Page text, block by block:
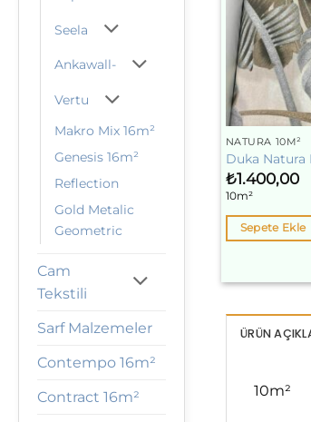
Seela
Ankawall-
Vertu
Makro Mix 16m²
Genesis 16m²
Reflection
Gold Metalic
Geometric
Cam
Tekstili
Sarf Malzemeler
Contempo 16m²
Contract 16m²
NATURA 10M²
Duka Natura
₺1.400,00
10m²
Sepete Ekle
ÜRÜN
10m²